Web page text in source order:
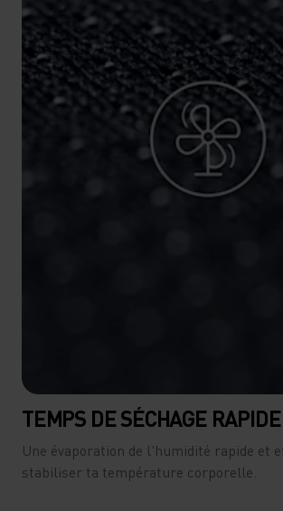
TEMPS DE SÉCHAGE RAPIDE
Une évaporation de l'humidité rapide et
stabiliser ta température corporelle.